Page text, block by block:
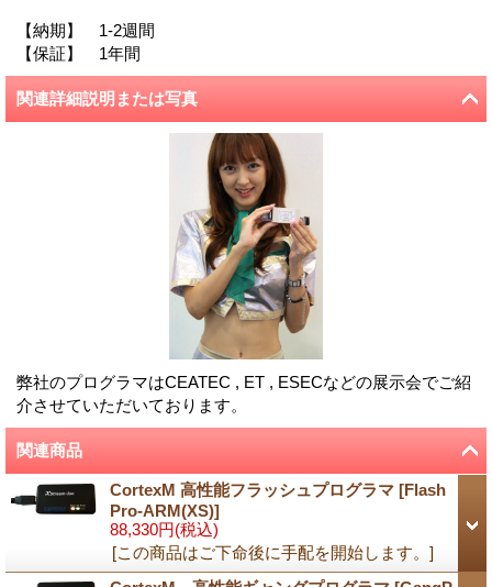
【納期】 1-2週間
【保証】 1年間
関連詳細説明または写真
弊社のプログラマはCEATEC , ET , ESECなどの展示会でご紹
介させていただいております。
関連商品
CortexM 高性能フラッシュプログラマ [Flash
Pro-ARM(XS)]
88,330円(税込)
[この商品はご下命後に手配を開始します。]